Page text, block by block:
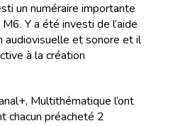
un numéraire importante
Y a été investi de l’aide
audiovisuelle et sonore et il
à la création
Multithématique l’ont
chacun préacheté 2